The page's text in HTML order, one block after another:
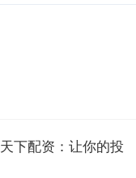
下配资：让你的投